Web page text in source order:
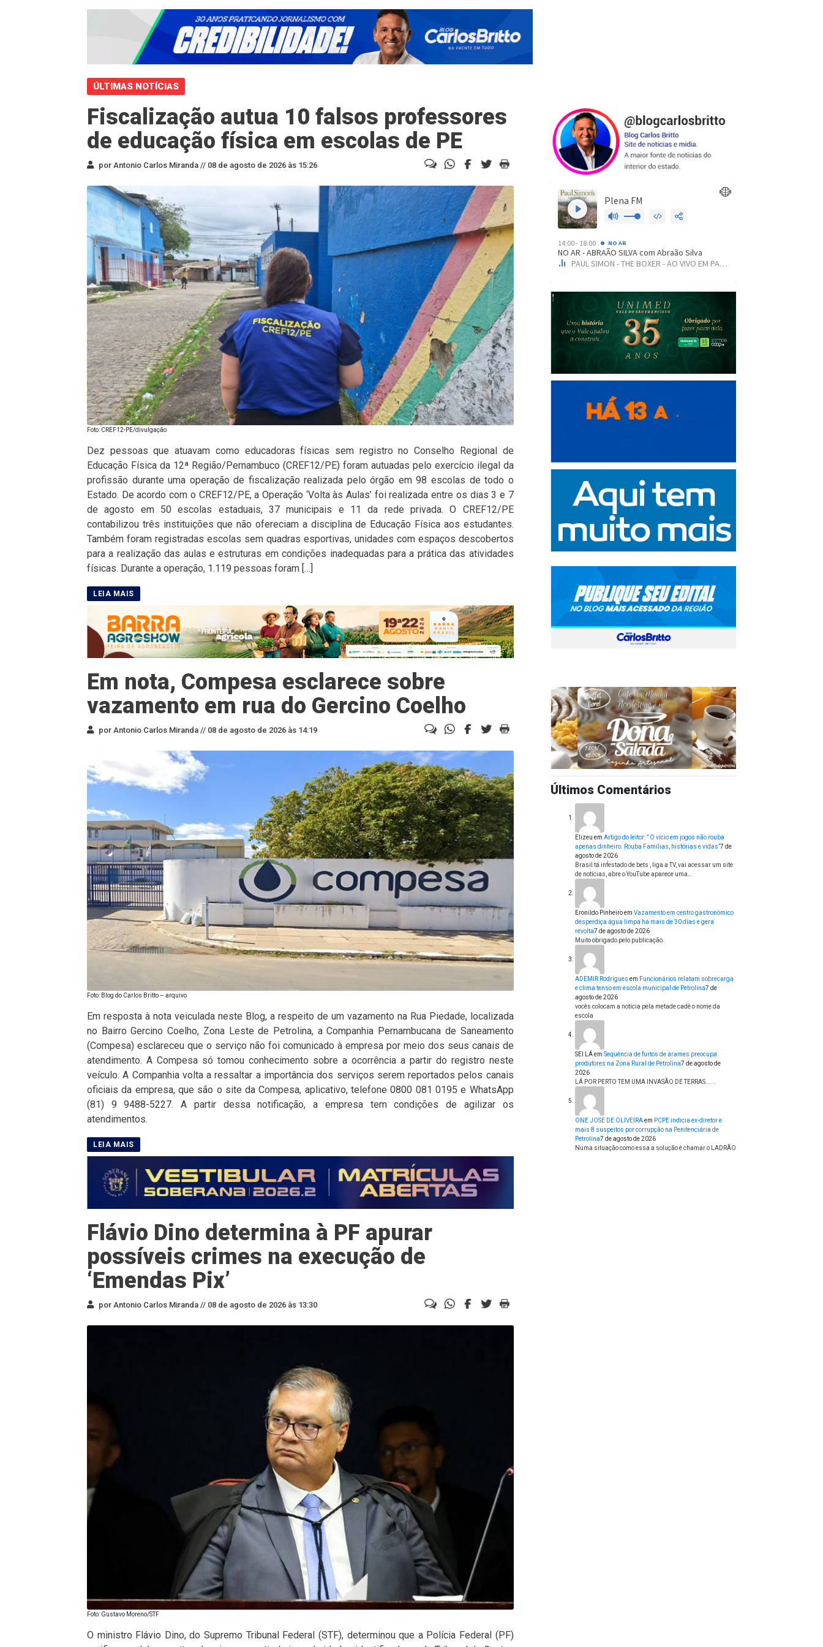
ÚLTIMAS NOTÍCIAS
Fiscalização autua 10 falsos professores
de educação física em escolas de PE
por Antonio Carlos Miranda // 08 de agosto de 2026 às 15:26
Foto: CREF12-PE/divulgação
Dez pessoas que atuavam como educadoras físicas sem registro no Conselho Regional de
Educação Física da 12ª Região/Pernambuco (CREF12/PE) foram autuadas pelo exercício ilegal da
profissão durante uma operação de fiscalização realizada pelo órgão em 98 escolas de todo o
Estado. De acordo com o CREF12/PE, a Operação ‘Volta às Aulas’ foi realizada entre os dias 3 e 7
de agosto em 50 escolas estaduais, 37 municipais e 11 da rede privada. O CREF12/PE
contabilizou três instituições que não ofereciam a disciplina de Educação Física aos estudantes.
Também foram registradas escolas sem quadras esportivas, unidades com espaços descobertos
para a realização das aulas e estruturas em condições inadequadas para a prática das atividades
físicas. Durante a operação, 1.119 pessoas foram […]
Em nota, Compesa esclarece sobre
vazamento em rua do Gercino Coelho
por Antonio Carlos Miranda // 08 de agosto de 2026 às 14:19
Foto: Blog do Carlos Britto – arquivo
Em resposta à nota veiculada neste Blog, a respeito de um vazamento na Rua Piedade, localizada
no Bairro Gercino Coelho, Zona Leste de Petrolina, a Companhia Pernambucana de Saneamento
(Compesa) esclareceu que o serviço não foi comunicado à empresa por meio dos seus canais de
atendimento. A Compesa só tomou conhecimento sobre a ocorrência a partir do registro neste
veículo. A Companhia volta a ressaltar a importância dos serviços serem reportados pelos canais
oficiais da empresa, que são o site da Compesa, aplicativo, telefone 0800 081 0195 e WhatsApp
(81) 9 9488-5227. A partir dessa notificação, a empresa tem condições de agilizar os
atendimentos.
Flávio Dino determina à PF apurar
possíveis crimes na execução de
‘Emendas Pix’
por Antonio Carlos Miranda // 08 de agosto de 2026 às 13:30
Foto: Gustavo Moreno/STF
O ministro Flávio Dino, do Supremo Tribunal Federal (STF), determinou que a Polícia Federal (PF)
Últimos Comentários
Elizeu em Artigo do leitor: ” O vício em jogos não rouba
apenas dinheiro. Rouba Famílias, histórias e vidas”7 de
agosto de 2026
Brasil tá infestado de bets , liga a TV, vai acessar um site
de notícias, abre o YouTube aparece uma…
Eronildo Pinheiroem Vazamento em centro gastronômico
desperdiça água limpa há mais de 30 dias e gera
revolta7 de agosto de 2026
Muito obrigado pelo publicação.
ADEMIR Rodrigues em Funcionários relatam sobrecarga
e clima tenso em escola municipal de Petrolina7 de
agosto de 2026
vocês colocam a notícia pela metade cadê o nome da
escola
SEI LÁem Sequência de furtos de arames preocupa
produtores na Zona Rural de Petrolina7 de agosto de
2026
LÁ POR PERTO TEM UMA INVASÃO DE TERRAS......
ONE JOSE DE OLIVEIRAem PCPE indicia ex-diretor e
mais 8 suspeitos por corrupção na Penitenciária de
Petrolina7 de agosto de 2026
Numa situação como essa a solução é chamar o LADRÃO